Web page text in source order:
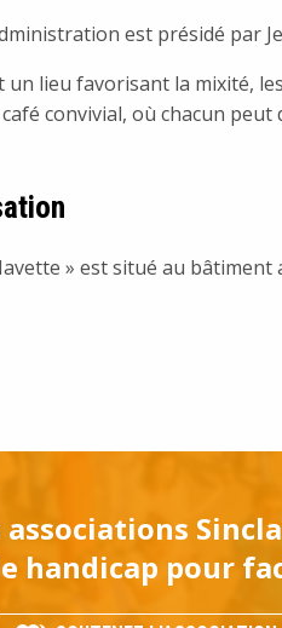
est
un lieu favorisant la mixité,
café convivial, où chacun
» est situé au
associations
handicap pour